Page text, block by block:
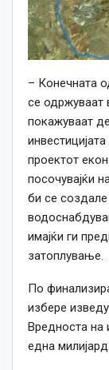
– Конечната
се одржуваат
покажуваат
проектот
посочувајќи
би се
имајќи ги
затоплување.
По
избере
Вредноста на
една